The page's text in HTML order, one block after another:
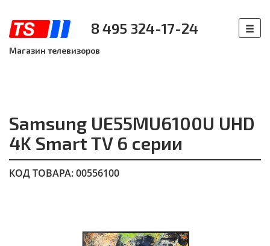
8 495 324-17-24
Магазин телевизоров
Samsung UE55MU6100U UHD
4K Smart TV 6 серии
КОД ТОВАРА: 00556100